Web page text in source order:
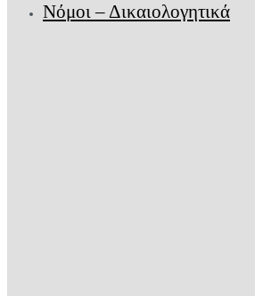
Νόμοι – Δικαιολογητικά